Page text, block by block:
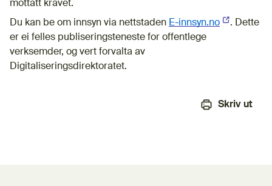
mottatt kravet.
Du kan be om innsyn via nettstaden E-innsyn.no (Ekstern
. Dette
er ei felles publiseringsteneste for offentlege
verksemder, og vert forvalta av
Digitaliseringsdirektoratet.
Skriv ut